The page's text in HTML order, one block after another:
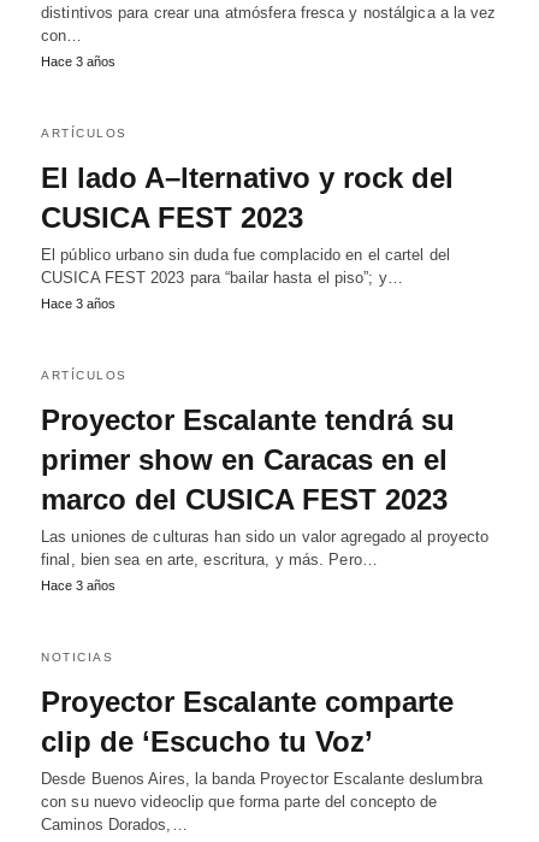
distintivos para crear una atmósfera fresca y nostálgica a la vez
con…
Hace 3 años
ARTÍCULOS
El lado A–lternativo y rock del
CUSICA FEST 2023
El público urbano sin duda fue complacido en el cartel del
CUSICA FEST 2023 para “bailar hasta el piso”; y…
Hace 3 años
ARTÍCULOS
Proyector Escalante tendrá su
primer show en Caracas en el
marco del CUSICA FEST 2023
Las uniones de culturas han sido un valor agregado al proyecto
final, bien sea en arte, escritura, y más. Pero…
Hace 3 años
NOTICIAS
Proyector Escalante comparte
clip de ‘Escucho tu Voz’
Desde Buenos Aires, la banda Proyector Escalante deslumbra
con su nuevo videoclip que forma parte del concepto de
Caminos Dorados,…